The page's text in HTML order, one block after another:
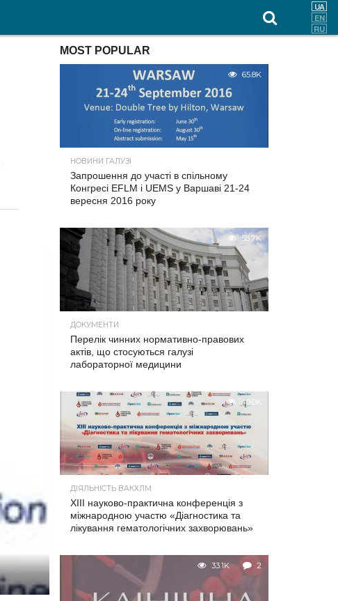
MOST POPULAR
65.8K
НОВИНИ ГАЛУЗІ
Запрошення до участі в спільному
Конгресі EFLM і UEMS у Варшаві 21-24
вересня 2016 року
58.7K
ДОКУМЕНТИ
Перелік чинних нормативно-правових
актів, що стосуються галузі
лабораторної медицини
40.0K
ДІЯЛЬНІСТЬ ВАКХЛМ
XIII науково-практична конференція з
міжнародною участю «Діагностика та
лікування гематологічних захворювань»
33.1K 2